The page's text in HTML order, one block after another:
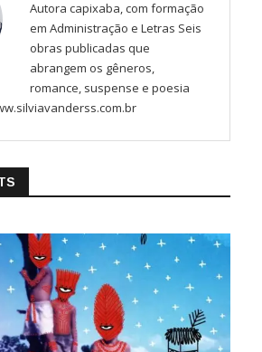
Autora capixaba, com formação
em Administração e Letras Seis
obras publicadas que
abrangem os gêneros,
romance, suspense e poesia